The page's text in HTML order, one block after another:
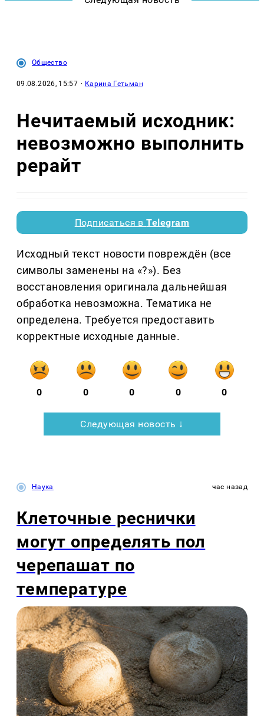
Общество
09.08.2026, 15:57 · Карина Гетьман
Нечитаемый исходник:
невозможно выполнить
рерайт
Подписаться вTelegram
Исходный текст новости повреждён (все
символы заменены на «?»). Без
восстановления оригинала дальнейшая
обработка невозможна. Тематика не
определена. Требуется предоставить
корректные исходные данные.
0 0 0 0 0
Следующая новость ↓
Наука час назад
Клеточные реснички
могут определять пол
черепашат по
температуре